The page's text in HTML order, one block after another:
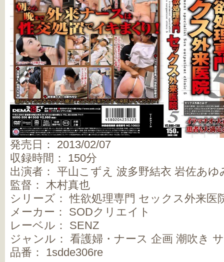
発売日： 2013/02/07
収録時間： 150分
出演者： 平山こずえ 波多野結衣 岩佐あゆ
監督： 木村真也
シリーズ： 性欲処理専門 セックス外来医
メーカー： SODクリエイト
レーベル： SENZ
ジャンル： 看護婦・ナース 企画 潮吹き
品番： 1sdde306re